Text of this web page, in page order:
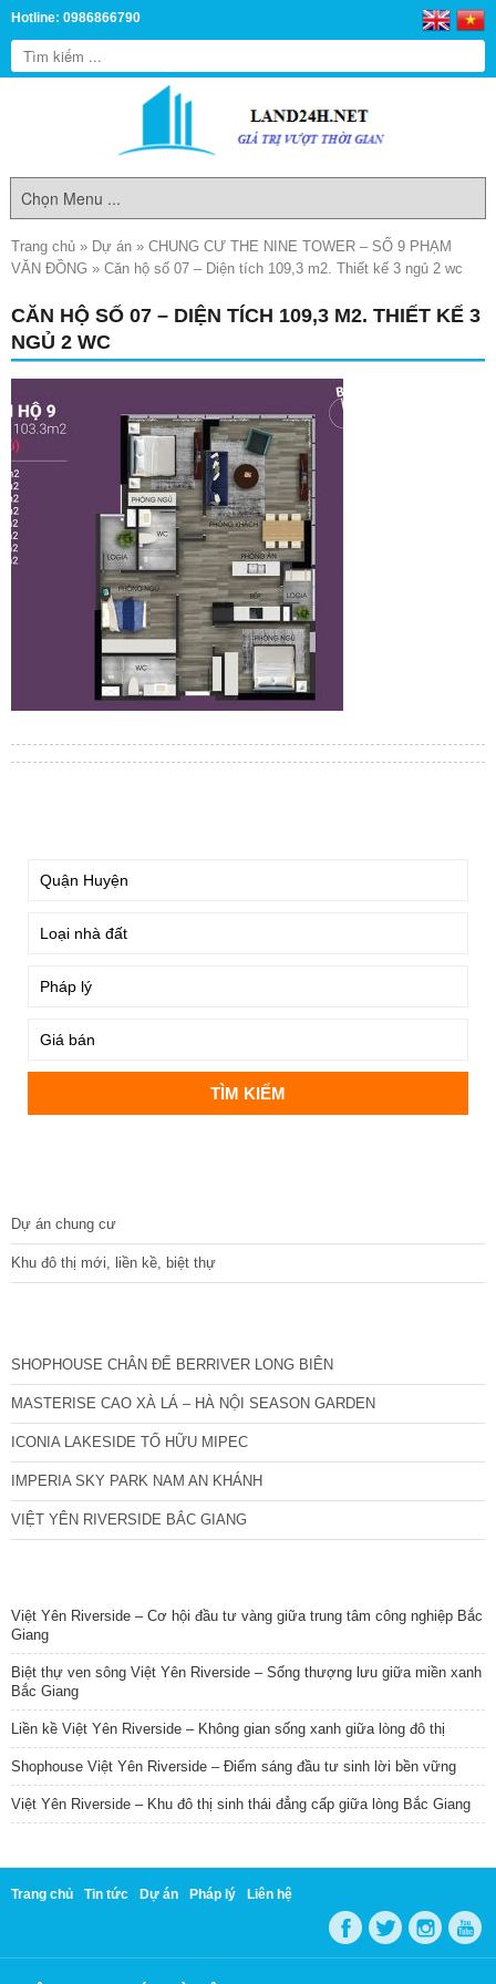
Hotline: 0986866790
Trang chủ » Dự án » CHUNG CƯ THE NINE TOWER – SỐ 9 PHẠM
VĂN ĐỒNG » Căn hộ số 07 – Diện tích 109,3 m2. Thiết kế 3 ngủ 2 wc
CĂN HỘ SỐ 07 – DIỆN TÍCH 109,3 M2. THIẾT KẾ 3
NGỦ 2 WC
Dự án chung cư
Khu đô thị mới, liền kề, biệt thự
SHOPHOUSE CHÂN ĐẾ BERRIVER LONG BIÊN
MASTERISE CAO XÀ LÁ – HÀ NỘI SEASON GARDEN
ICONIA LAKESIDE TỐ HỮU MIPEC
IMPERIA SKY PARK NAM AN KHÁNH
VIỆT YÊN RIVERSIDE BẮC GIANG
Việt Yên Riverside – Cơ hội đầu tư vàng giữa trung tâm công nghiệp Bắc
Giang
Biệt thự ven sông Việt Yên Riverside – Sống thượng lưu giữa miền xanh
Bắc Giang
Liền kề Việt Yên Riverside – Không gian sống xanh giữa lòng đô thị
Shophouse Việt Yên Riverside – Điểm sáng đầu tư sinh lời bền vững
Việt Yên Riverside – Khu đô thị sinh thái đẳng cấp giữa lòng Bắc Giang
Trang chủ Tin tức Dự án Pháp lý Liên hệ